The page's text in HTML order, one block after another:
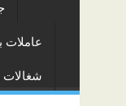
عاملات
شغالات